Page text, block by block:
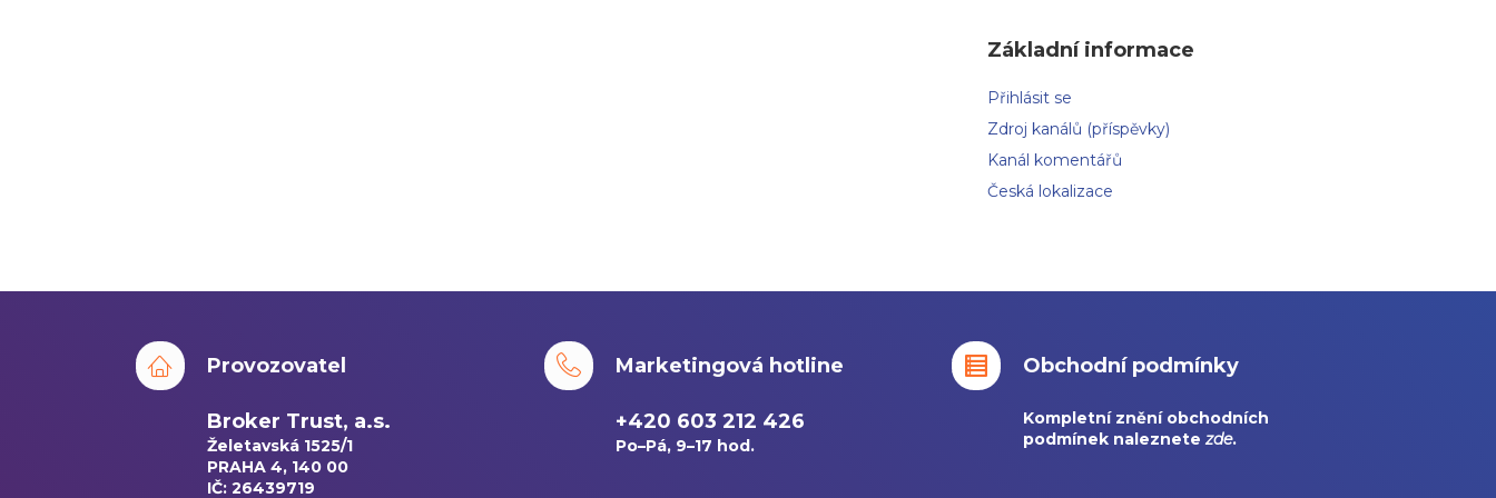
Základní informace
Přihlásit se
Zdroj kanálů (příspěvky)
Kanál komentářů
Česká lokalizace
Provozovatel
Broker Trust, a.s.
Želetavská 1525/1
PRAHA 4, 140 00
IČ: 26439719
Marketingová hotline
+420 603 212 426
Po–Pá, 9–17 hod.
Obchodní podmínky
Kompletní znění obchodních
podmínek naleznetezde.